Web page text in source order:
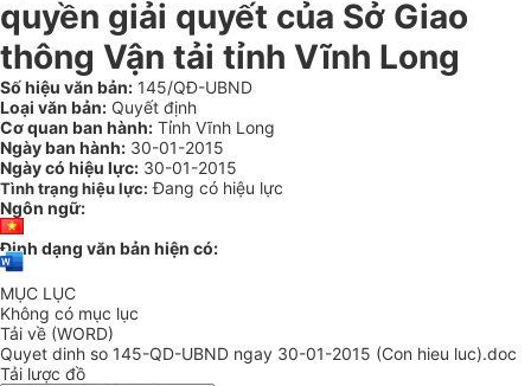
quyền giải quyết của Sở Giao
thông Vận tải tỉnh Vĩnh Long
Số hiệu văn bản: 145/QĐ-UBND
Loại văn bản: Quyết định
Cơ quan ban hành: Tỉnh Vĩnh Long
Ngày ban hành: 30-01-2015
Ngày có hiệu lực: 30-01-2015
Tình trạng hiệu lực: Đang có hiệu lực
Ngôn ngữ:
Định dạng văn bản hiện có:
MỤC LỤC
Không có mục lục
Tải về (WORD)
Quyet dinh so 145-QD-UBND ngay 30-01-2015 (Con hieu luc).doc
Tải lược đồ